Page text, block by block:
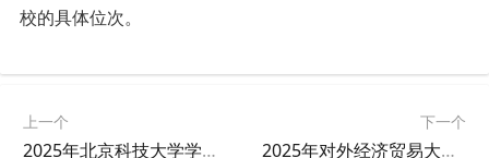
校的具体位次。
上一个
2025年北京科技大学学科排名
下一个
2025年对外经济贸易大学学科排名